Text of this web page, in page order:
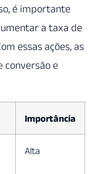
é importante
a taxa de
essas ações, as
conversão e
Importância
Alta